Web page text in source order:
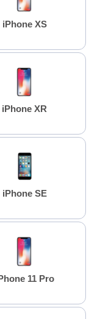
iPhone XS
iPhone XR
iPhone SE
11 Pro